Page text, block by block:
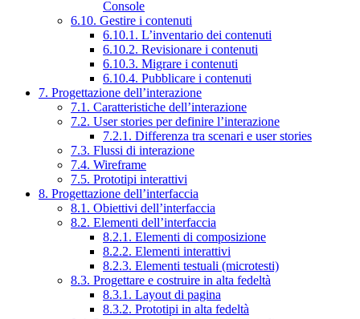
Console
6.10. Gestire i contenuti
6.10.1. L’inventario dei contenuti
6.10.2. Revisionare i contenuti
6.10.3. Migrare i contenuti
6.10.4. Pubblicare i contenuti
7. Progettazione dell’interazione
7.1. Caratteristiche dell’interazione
7.2. User stories per definire l’interazione
7.2.1. Differenza tra scenari e user stories
7.3. Flussi di interazione
7.4. Wireframe
7.5. Prototipi interattivi
8. Progettazione dell’interfaccia
8.1. Obiettivi dell’interfaccia
8.2. Elementi dell’interfaccia
8.2.1. Elementi di composizione
8.2.2. Elementi interattivi
8.2.3. Elementi testuali (microtesti)
8.3. Progettare e costruire in alta fedeltà
8.3.1. Layout di pagina
8.3.2. Prototipi in alta fedeltà